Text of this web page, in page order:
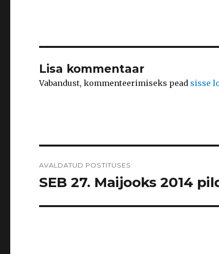
Lisa kommentaar
Vabandust, kommenteerimiseks pead sisse
AVALDATUD POSTITUSES
SEB 27. Maijooks 2014